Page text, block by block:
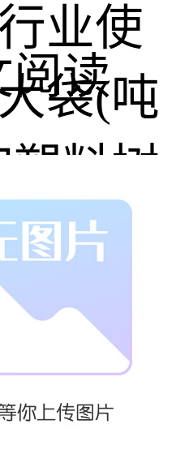
业使
袋(吨
塑料树
和食
等干
状物
阅读